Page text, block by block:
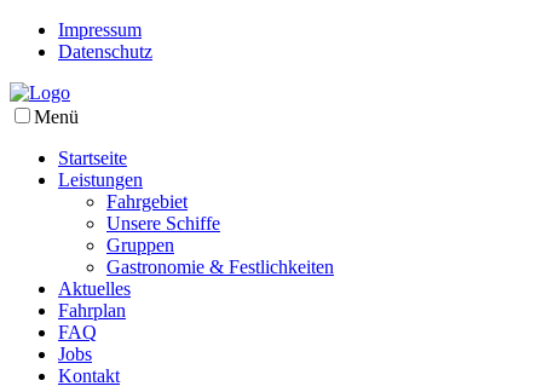
Impressum
Datenschutz
Menü
Startseite
Leistungen
Fahrgebiet
Unsere Schiffe
Gruppen
Gastronomie & Festlichkeiten
Aktuelles
Fahrplan
FAQ
Jobs
Kontakt